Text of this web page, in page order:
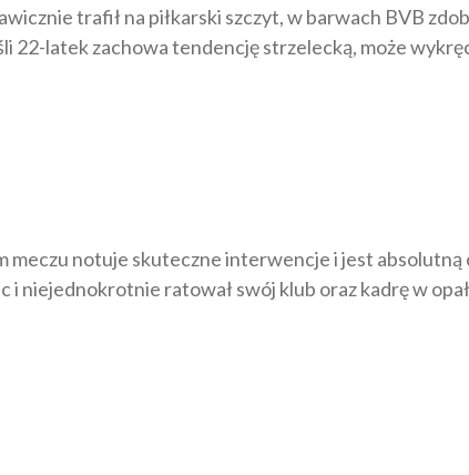
trafił na piłkarski szczyt, w barwach BVB
22-latek zachowa tendencję strzelecką, może
notuje skuteczne interwencje i jest absolutną
niejednokrotnie ratował swój klub oraz kadrę w